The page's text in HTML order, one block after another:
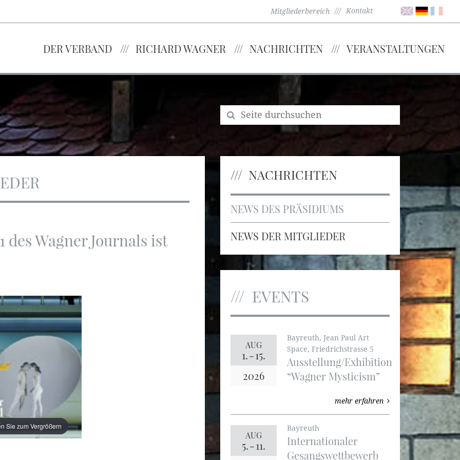
Mitgliederbereich Kontakt
DER VERBAND RICHARD WAGNER NACHRICHTEN VERANSTALTUNGEN
des Wagner Journals ist
Sie zum Vergrößern
Sie zum Vergrößern
NACHRICHTEN
NEWS DES PRÄSIDIUMS
NEWS DER MITGLIEDER
EVENTS
AUG
1.-15.
2026
Bayreuth, Jean Paul Art
Space, Friedrichstrasse 5
Ausstellung/Exhibition
“Wagner Mysticism”
mehr erfahren
AUG
5.-11.
Bayreuth
Internationaler
Gesangswettbewerb